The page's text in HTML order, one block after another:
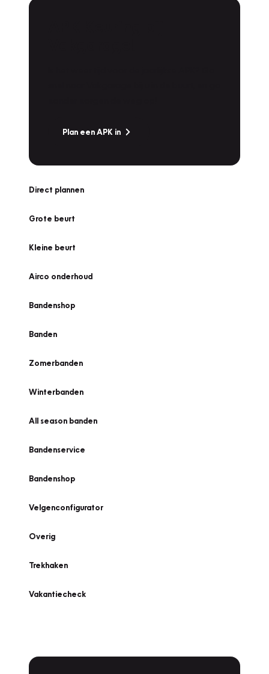
Plan een APK in
Direct plannen
Grote beurt
Kleine beurt
Airco onderhoud
Bandenshop
Banden
Zomerbanden
Winterbanden
All season banden
Bandenservice
Bandenshop
Velgenconfigurator
Overig
Trekhaken
Vakantiecheck